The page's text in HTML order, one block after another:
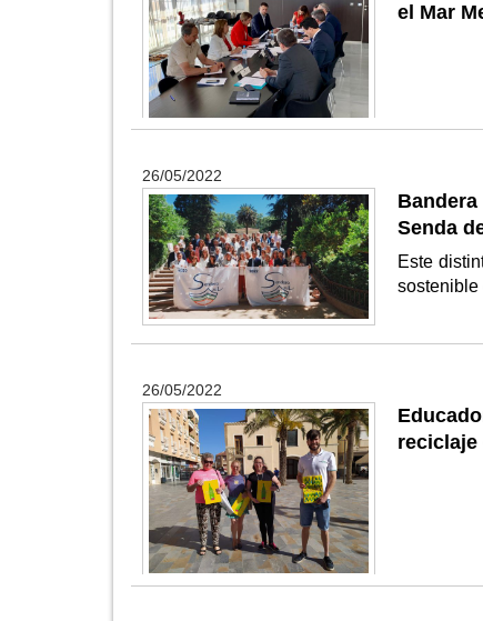
el Mar
26/05/2022
Senda
Este
sostenible
26/05/2022
reciclaje